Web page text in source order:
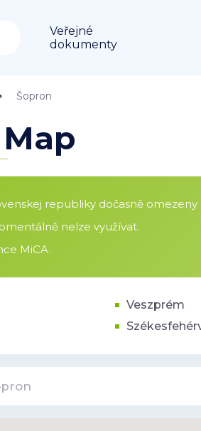
Veřejné
dokumenty
Šopron
republiky dočasně
nelze využívat.
MiCA.
Veszprém